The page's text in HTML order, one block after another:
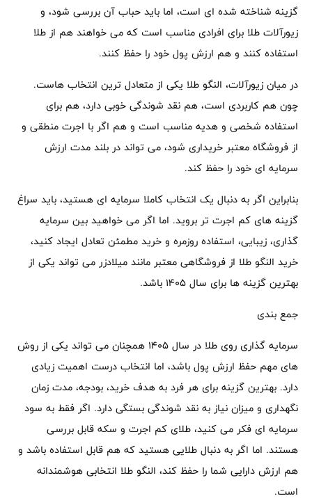
گزینه شناخته شده ای است، اما باید حباب آن بررسی شود، و
زیورآلات طلا برای افرادی مناسب است که می خواهند هم از طلا
استفاده کنند و هم ارزش پول خود را حفظ کنند.
در میان زیورآلات، النگو طلا یکی از متعادل ترین انتخاب هاست.
چون هم کاربردی است، هم نقد شوندگی خوبی دارد، هم برای
استفاده شخصی و هدیه مناسب است و هم اگر با اجرت منطقی و
از فروشگاه معتبر خریداری شود، می تواند در بلند مدت ارزش
سرمایه ای خود را حفظ کند.
بنابراین اگر به دنبال یک انتخاب کاملا سرمایه ای هستید، باید سراغ
گزینه های کم اجرت تر بروید. اما اگر می خواهید بین سرمایه
گذاری، زیبایی، استفاده روزمره و خرید مطمئن تعادل ایجاد کنید،
خرید النگو طلا از فروشگاهی معتبر مانند میلادزر می تواند یکی از
بهترین گزینه ها برای سال ۱۴۰۵ باشد.
جمع بندی
سرمایه گذاری روی طلا در سال ۱۴۰۵ همچنان می تواند یکی از روش
های مهم حفظ ارزش پول باشد، اما انتخاب درست اهمیت زیادی
دارد. بهترین گزینه برای هر فرد به هدف خرید، بودجه، مدت زمان
نگهداری و میزان نیاز به نقد شوندگی بستگی دارد. اگر فقط به سود
سرمایه ای فکر می کنید، طلای کم اجرت و سکه قابل بررسی
هستند. اما اگر به دنبال طلایی هستید که هم قابل استفاده باشد و
هم ارزش دارایی شما را حفظ کند، النگو طلا انتخابی هوشمندانه
است.